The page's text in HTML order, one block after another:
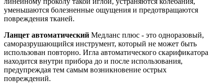
уменьшаются болезненные ощущения и предотвращаются
повреждения тканей.
Ланцет автоматический Медланс плюс - это одноразовый,
саморазрушающийся инструмент, который не может быть
использован повторно. Игла автоматического скарификатора
находится внутри прибора до и после использования,
предупреждая тем самым возникновение острых
повреждений.